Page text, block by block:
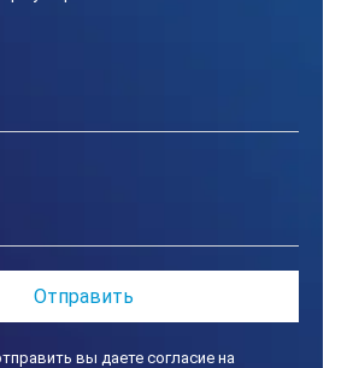
вы даете согласие на